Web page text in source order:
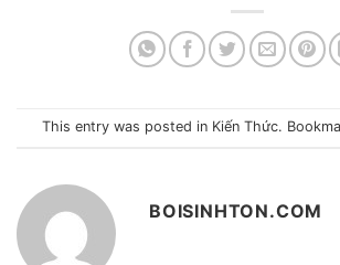
This entry was posted in Kiến Thức.
BOISINHTON.COM